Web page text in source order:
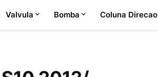
Valvula Bomba Coluna Direcao